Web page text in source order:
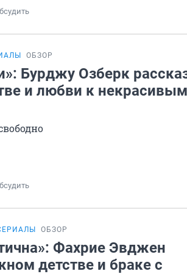
ОБЗОР
Бурджу Озберк
и любви к некрасивым
ОБЗОР
Фахрие Эвджен
детстве и браке с